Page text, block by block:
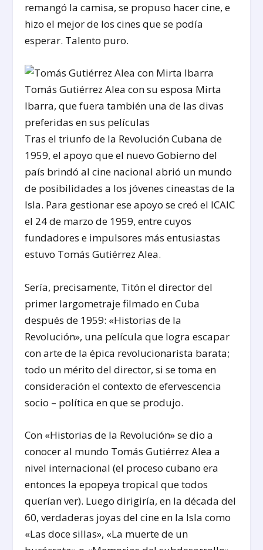
remangó la camisa, se propuso hacer cine, e
hizo el mejor de los cines que se podía
esperar. Talento puro.
Tomás Gutiérrez Alea con su esposa Mirta
Ibarra, que fuera también una de las divas
preferidas en sus películas
Tras el triunfo de la Revolución Cubana de
1959, el apoyo que el nuevo Gobierno del
país brindó al cine nacional abrió un mundo
de posibilidades a los jóvenes cineastas de la
Isla. Para gestionar ese apoyo se creó el ICAIC
el 24 de marzo de 1959, entre cuyos
fundadores e impulsores más entusiastas
estuvo Tomás Gutiérrez Alea.
Sería, precisamente, Titón el director del
primer largometraje filmado en Cuba
después de 1959: «Historias de la
Revolución», una película que logra escapar
con arte de la épica revolucionarista barata;
todo un mérito del director, si se toma en
consideración el contexto de efervescencia
socio – política en que se produjo.
Con «Historias de la Revolución» se dio a
conocer al mundo Tomás Gutiérrez Alea a
nivel internacional (el proceso cubano era
entonces la epopeya tropical que todos
querían ver). Luego dirigiría, en la década del
60, verdaderas joyas del cine en la Isla como
«Las doce sillas», «La muerte de un